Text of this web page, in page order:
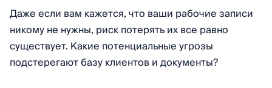
Даже если вам кажется, что ваши рабочие записи
никому не нужны, риск потерять их все равно
существует. Какие потенциальные угрозы
подстерегают базу клиентов и документы?